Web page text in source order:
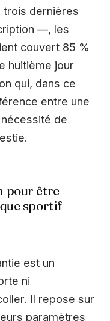
trois dernières
—, les
couvert 85 %
huitième jour
qui, dans ce
entre une
de
pour être
sportif
est un
ni
Il repose sur
paramètres